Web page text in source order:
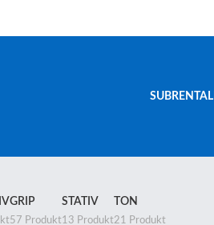
SUBRENTAL
GRIP
57 Produkt
STATIV
13 Produkt
TON
21 Produkt